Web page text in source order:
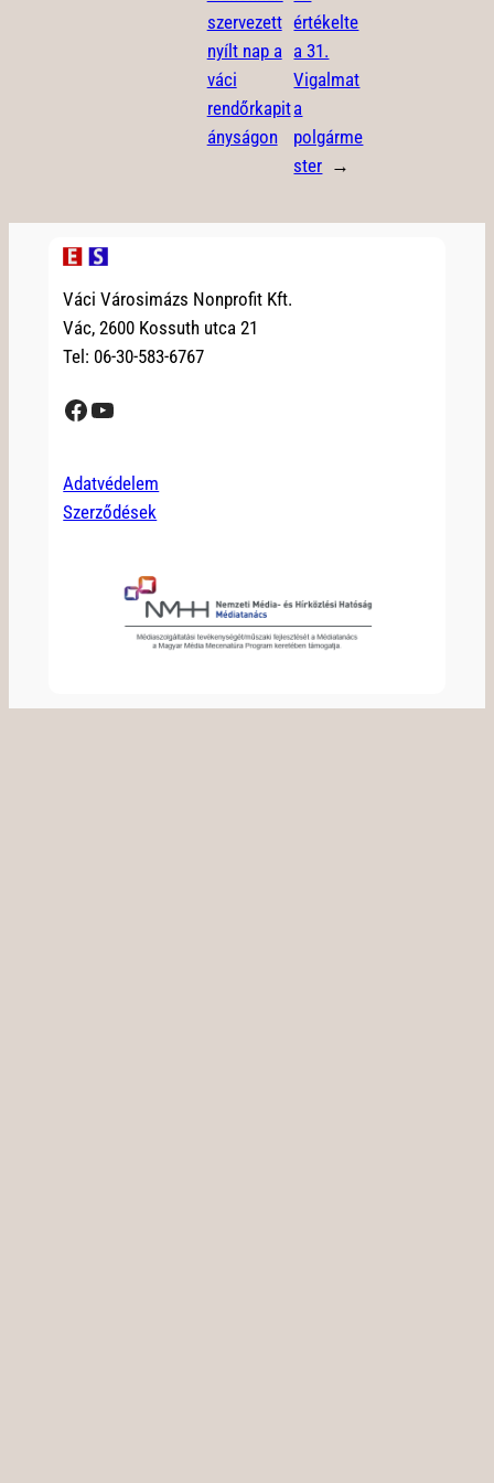
szervezett
nyílt nap a
váci
rendőrkapit
ányságon
értékelte
a 31.
Vigalmat
a
polgárme
ster →
Váci Városimázs Nonprofit Kft.
Vác, 2600 Kossuth utca 21
Tel: 06-30-583-6767
Facebook YouTube
Adatvédelem
Szerződések